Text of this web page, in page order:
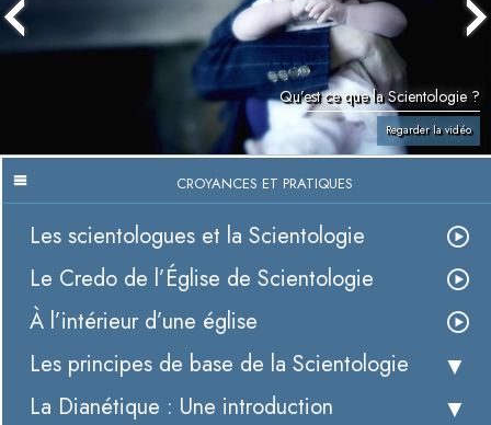
Qu’est ce que la Scientologie ?
Regarder la vidéo
CROYANCES ET PRATIQUES
Les scientologues et la Scientologie
Le Credo de l’Église de Scientologie
À l’intérieur d’une église
Les principes de base de la Scientologie
La Dianétique : Une introduction